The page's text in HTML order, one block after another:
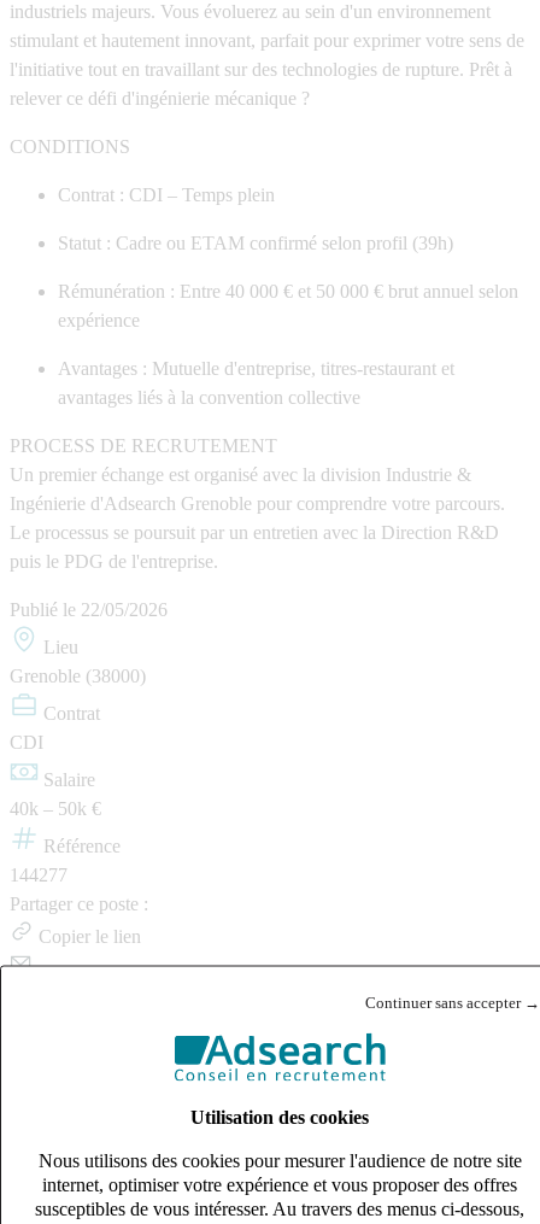
Continuer sans accepter →
Utilisation des cookies
Nous utilisons des cookies pour mesurer l'audience de notre site
internet, optimiser votre expérience et vous proposer des offres
susceptibles de vous intéresser. Au travers des menus ci-dessous,
industriels majeurs. Vous évoluerez au sein d'un environnement
stimulant et hautement innovant, parfait pour exprimer votre sens de
l'initiative tout en travaillant sur des technologies de rupture. Prêt à
relever ce défi d'ingénierie mécanique ?
CONDITIONS
Contrat : CDI – Temps plein
Statut : Cadre ou ETAM confirmé selon profil (39h)
Rémunération : Entre 40 000 € et 50 000 € brut annuel selon
expérience
Avantages : Mutuelle d'entreprise, titres-restaurant et
avantages liés à la convention collective
PROCESS DE RECRUTEMENT
Un premier échange est organisé avec la division Industrie &
Ingénierie d'Adsearch Grenoble pour comprendre votre parcours.
Le processus se poursuit par un entretien avec la Direction R&D
puis le PDG de l'entreprise.
Publié le 22/05/2026
Lieu
Grenoble (38000)
Contrat
CDI
Salaire
40k – 50k €
Référence
144277
Partager ce poste :
Copier le lien
Industrie & Ingénierie